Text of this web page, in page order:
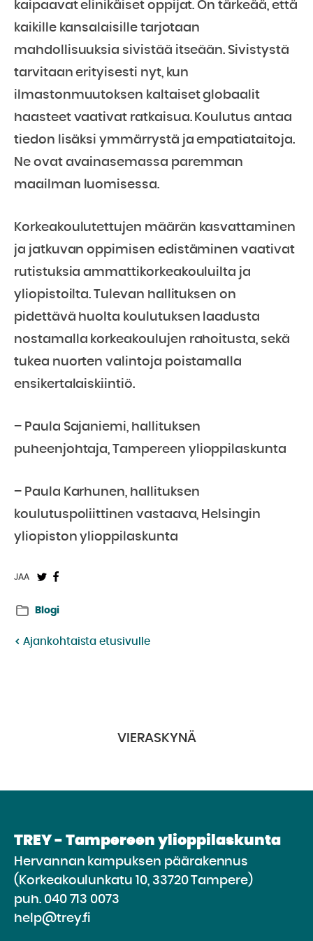
kaipaavat elinikäiset oppijat. On tärkeää, että
kaikille kansalaisille tarjotaan
mahdollisuuksia sivistää itseään. Sivistystä
tarvitaan erityisesti nyt, kun
ilmastonmuutoksen kaltaiset globaalit
haasteet vaativat ratkaisua. Koulutus antaa
tiedon lisäksi ymmärrystä ja empatiataitoja.
Ne ovat avainasemassa paremman
maailman luomisessa.
Korkeakoulutettujen määrän kasvattaminen
ja jatkuvan oppimisen edistäminen vaativat
rutistuksia ammattikorkeakouluilta ja
yliopistoilta. Tulevan hallituksen on
pidettävä huolta koulutuksen laadusta
nostamalla korkeakoulujen rahoitusta, sekä
tukea nuorten valintoja poistamalla
ensikertalaiskiintiö.
– Paula Sajaniemi, hallituksen
puheenjohtaja,Tampereen ylioppilaskunta
– Paula Karhunen, hallituksen
koulutuspoliittinen vastaava, Helsingin
yliopiston ylioppilaskunta
JAA
JaaJaa
Blogi
Ajankohtaista etusivulle
VIERASKYNÄ
TREY - Tampereen ylioppilaskunta
Hervannan kampuksen päärakennus
(Korkeakoulunkatu 10, 33720 Tampere)
puh. 040 713 0073
help@trey.fi